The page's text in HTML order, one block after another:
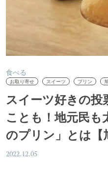
食べる
お取り寄せ スイーツ プリン
スイーツ好きの投
ことも！地元民も
のプリン」とは【
2022.12.05